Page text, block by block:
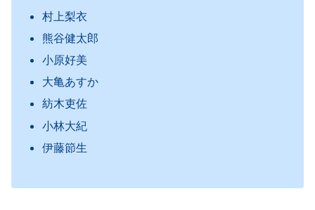
村上梨衣
熊谷健太郎
小原好美
大亀あすか
紡木吏佐
小林大紀
伊藤節生